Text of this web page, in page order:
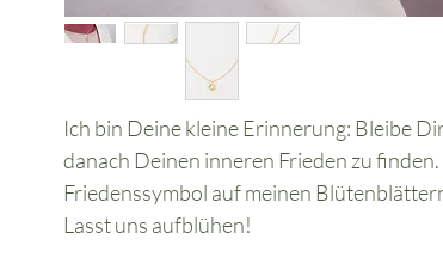
Ich bin Deine kleine Erinnerung: Bleibe
danach Deinen inneren Frieden zu
Friedenssymbol auf meinen
Lasst uns aufblühen!